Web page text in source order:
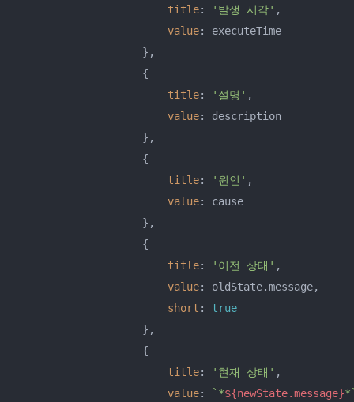
title: '발생 시각' ,
value: executeTime
                    },
                    {
title: '설명' ,
value: description
                    },
                    {
title: '원인' ,
value: cause
                    },
                    {
title: '이전 상태' ,
value: oldState.message,
short : true
                    },
                    {
title: '현재 상태' ,
value: `*${newState.message}